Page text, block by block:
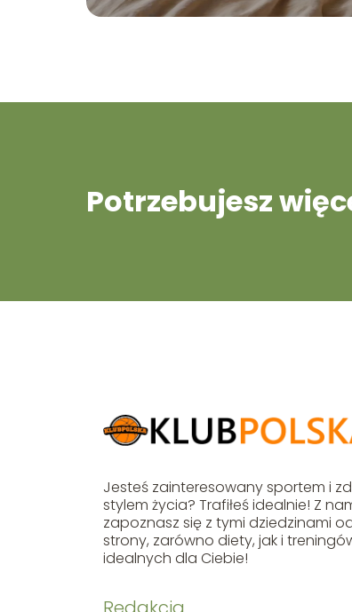
Potrzebujesz
Jesteś zainteresowany sportem i
stylem życia? Trafiłeś idealnie! Z
zapoznasz się z tymi dziedzinami
strony, zarówno diety, jak i
idealnych dla Ciebie!